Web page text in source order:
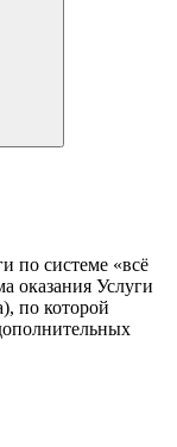
по системе «всё
оказания Услуги
по которой